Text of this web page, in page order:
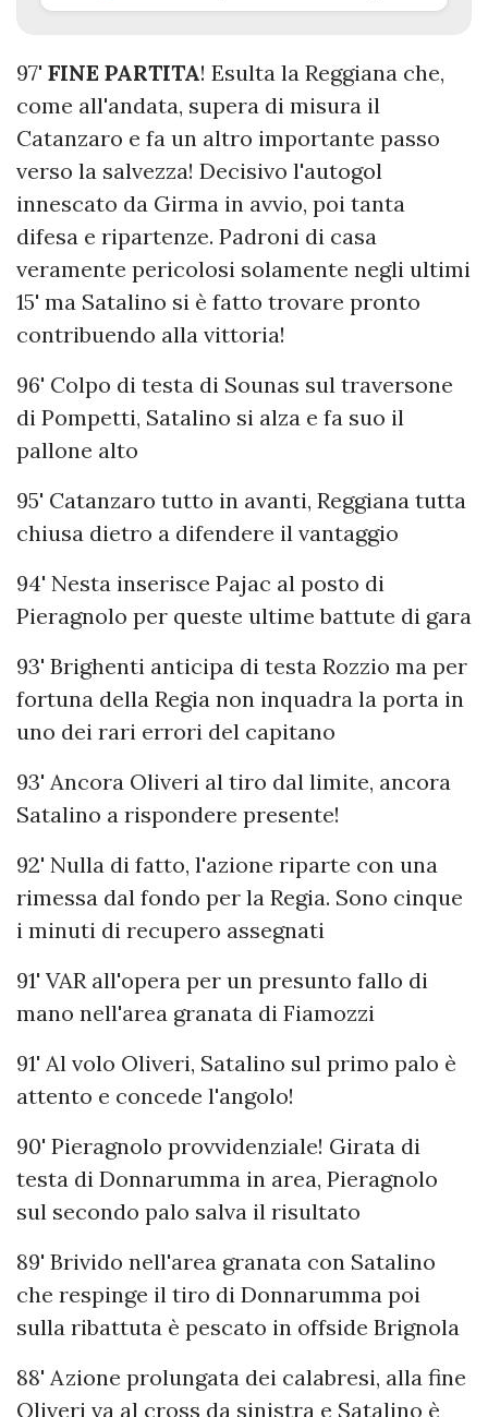
97' FINE PARTITA! Esulta la Reggiana che,
come all'andata, supera di misura il
Catanzaro e fa un altro importante passo
verso la salvezza! Decisivo l'autogol
innescato da Girma in avvio, poi tanta
difesa e ripartenze. Padroni di casa
veramente pericolosi solamente negli ultimi
15' ma Satalino si è fatto trovare pronto
contribuendo alla vittoria!
96' Colpo di testa di Sounas sul traversone
di Pompetti, Satalino si alza e fa suo il
pallone alto
95' Catanzaro tutto in avanti, Reggiana tutta
chiusa dietro a difendere il vantaggio
94' Nesta inserisce Pajac al posto di
Pieragnolo per queste ultime battute di gara
93' Brighenti anticipa di testa Rozzio ma per
fortuna della Regia non inquadra la porta in
uno dei rari errori del capitano
93' Ancora Oliveri al tiro dal limite, ancora
Satalino a rispondere presente!
92' Nulla di fatto, l'azione riparte con una
rimessa dal fondo per la Regia. Sono cinque
i minuti di recupero assegnati
91' VAR all'opera per un presunto fallo di
mano nell'area granata di Fiamozzi
91' Al volo Oliveri, Satalino sul primo palo è
attento e concede l'angolo!
90' Pieragnolo provvidenziale! Girata di
testa di Donnarumma in area, Pieragnolo
sul secondo palo salva il risultato
89' Brivido nell'area granata con Satalino
che respinge il tiro di Donnarumma poi
sulla ribattuta è pescato in offside Brignola
88' Azione prolungata dei calabresi, alla fine
Oliveri va al cross da sinistra e Satalino è